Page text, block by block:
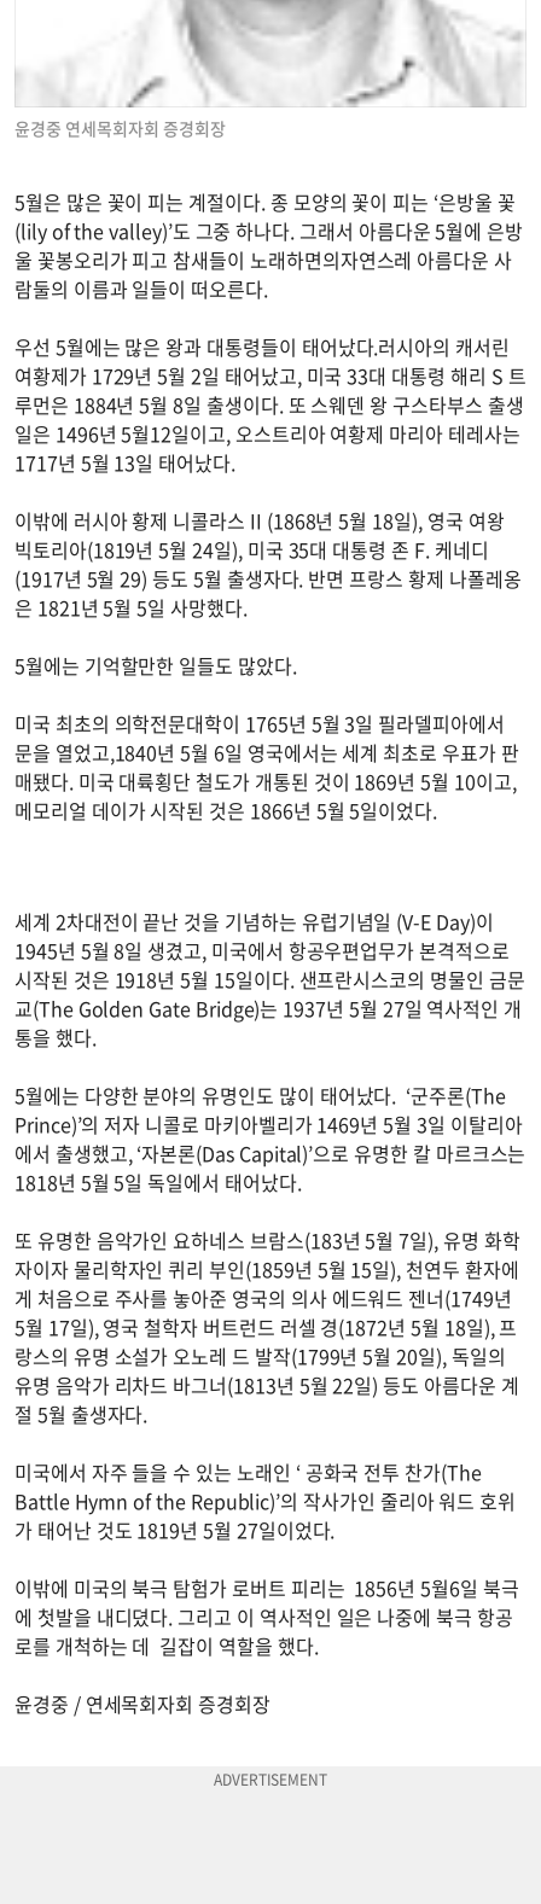
윤경중 연세목회자회 증경회장
5월은 많은 꽃이 피는 계절이다. 종 모양의 꽃이 피는 ‘은방울 꽃
(lily of the valley)’도 그중 하나다. 그래서 아름다운 5월에 은방
울 꽃봉오리가 피고 참새들이 노래하면의자연스레 아름다운 사
람둘의 이름과 일들이 떠오른다.
우선 5월에는 많은 왕과 대통령들이 태어났다.러시아의 캐서린
여황제가 1729년 5월 2일 태어났고, 미국 33대 대통령 해리 S 트
루먼은 1884년 5월 8일 출생이다. 또 스웨덴 왕 구스타부스 출생
일은 1496년 5월12일이고, 오스트리아 여황제 마리아 테레사는
1717년 5월 13일 태어났다.
이밖에 러시아 황제 니콜라스 II (1868년 5월 18일), 영국 여왕
빅토리아(1819년 5월 24일), 미국 35대 대통령 존 F. 케네디
(1917년 5월 29) 등도 5월 출생자다. 반면 프랑스 황제 나폴레옹
은 1821년 5월 5일 사망했다.
5월에는 기억할만한 일들도 많았다.
미국 최초의 의학전문대학이 1765년 5월 3일 필라델피아에서
문을 열었고,1840년 5월 6일 영국에서는 세계 최초로 우표가 판
매됐다. 미국 대륙횡단 철도가 개통된 것이 1869년 5월 10이고,
메모리얼 데이가 시작된 것은 1866년 5월 5일이었다.
세계 2차대전이 끝난 것을 기념하는 유럽기념일 (V-E Day)이
1945년 5월 8일 생겼고, 미국에서 항공우편업무가 본격적으로
시작된 것은 1918년 5월 15일이다. 샌프란시스코의 명물인 금문
교(The Golden Gate Bridge)는 1937년 5월 27일 역사적인 개
통을 했다.
5월에는 다양한 분야의 유명인도 많이 태어났다. ‘군주론(The
Prince)’의 저자 니콜로 마키아벨리가 1469년 5월 3일 이탈리아
에서 출생했고, ‘자본론(Das Capital)’으로 유명한 칼 마르크스는
1818년 5월 5일 독일에서 태어났다.
또 유명한 음악가인 요하네스 브람스(183년 5월 7일), 유명 화학
자이자 물리학자인 퀴리 부인(1859년 5월 15일), 천연두 환자에
게 처음으로 주사를 놓아준 영국의 의사 에드워드 젠너(1749년
5월 17일), 영국 철학자 버트런드 러셀 경(1872년 5월 18일), 프
랑스의 유명 소설가 오노레 드 발작(1799년 5월 20일), 독일의
유명 음악가 리차드 바그너(1813년 5월 22일) 등도 아름다운 계
절 5월 출생자다.
미국에서 자주 들을 수 있는 노래인 ‘ 공화국 전투 찬가(The
Battle Hymn of the Republic)’의 작사가인 줄리아 워드 호위
가 태어난 것도 1819년 5월 27일이었다.
이밖에 미국의 북극 탐험가 로버트 피리는 1856년 5월6일 북극
에 첫발을 내디뎠다. 그리고 이 역사적인 일은 나중에 북극 항공
로를 개척하는 데 길잡이 역할을 했다.
윤경중 / 연세목회자회 증경회장